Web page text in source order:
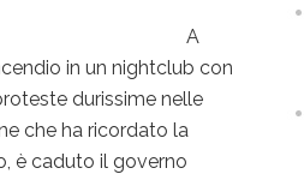
A
in un nightclub con
durissime nelle
che ha ricordato la
è caduto il governo